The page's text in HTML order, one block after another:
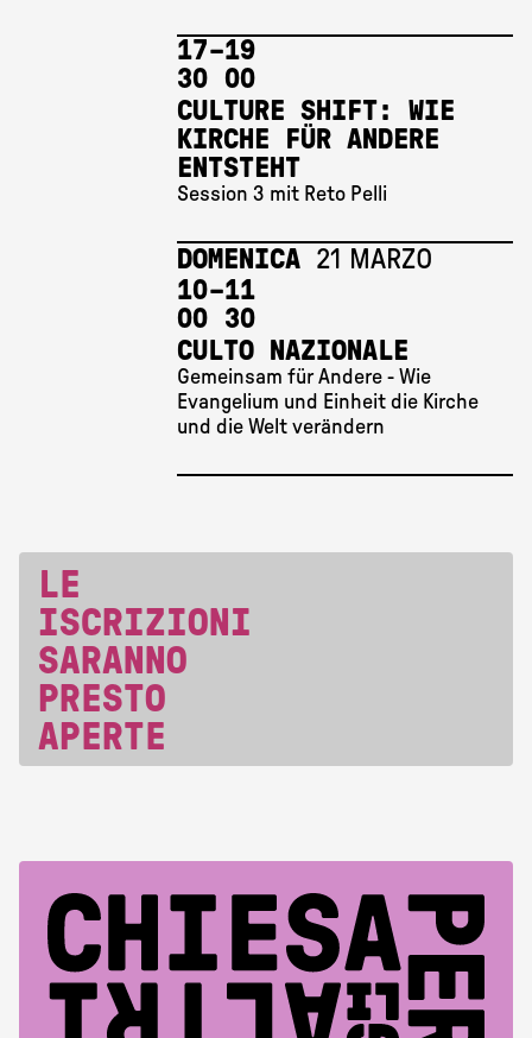
17
30
–19
00
CULTURE SHIFT: WIE
KIRCHE FÜR ANDERE
ENTSTEHT
Session 3 mit Reto Pelli
DOMENICA 21 MARZO
10
00
–11
30
CULTO NAZIONALE
Gemeinsam für Andere - Wie
Evangelium und Einheit die Kirche
und die Welt verändern
LE
ISCRIZIONI
SARANNO
PRESTO
APERTE